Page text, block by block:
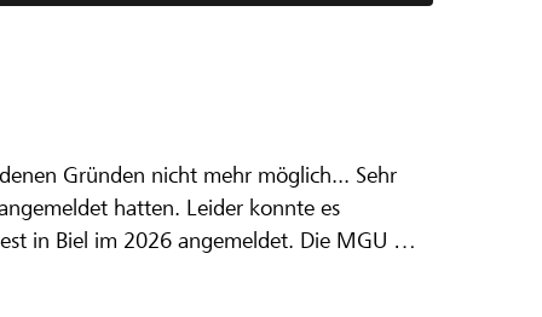
Gründen nicht mehr möglich... Sehr
hatten. Leider konnte es
in Biel im 2026 angemeldet. Die MGU will